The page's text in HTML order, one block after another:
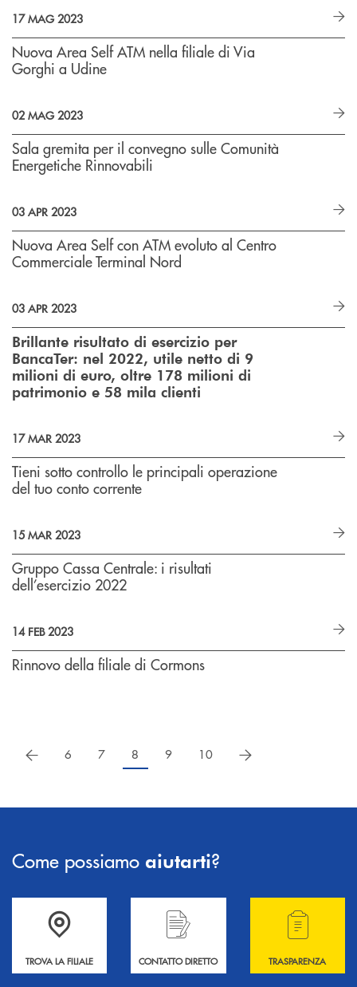
17 MAG 2023
Nuova Area Self ATM nella filiale di Via
Gorghi a Udine
02 MAG 2023
Sala gremita per il convegno sulle Comunità
Energetiche Rinnovabili
03 APR 2023
Nuova Area Self con ATM evoluto al Centro
Commerciale Terminal Nord
03 APR 2023
Brillante risultato di esercizio per
BancaTer: nel 2022, utile netto di 9
milioni di euro, oltre 178 milioni di
patrimonio e 58 mila clienti
17 MAR 2023
Tieni sotto controllo le principali operazione
del tuo conto corrente
15 MAR 2023
Gruppo Cassa Centrale: i risultati
dell’esercizio 2022
14 FEB 2023
Rinnovo della filiale di Cormons
precedente
6 7 8 9 10 successivo
Come possiamo aiutarti?
Accedi all' elenco completo delle filiali .
TROVA LA FILIALE
Hai bisogno di informazioni? Contattaci !
CONTATTO DIRETTO
Hai bisogno di
TRASPARENZA